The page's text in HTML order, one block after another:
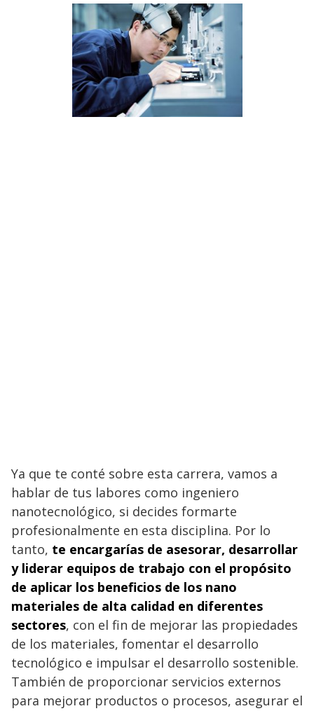
Ya que te conté sobre esta carrera, vamos a
hablar de tus labores como ingeniero
nanotecnológico, si decides formarte
profesionalmente en esta disciplina. Por lo
tanto, te encargarías de asesorar, desarrollar
y liderar equipos de trabajo con el propósito
de aplicar los beneficios de los nano
materiales de alta calidad en diferentes
sectores, con el fin de mejorar las propiedades
de los materiales, fomentar el desarrollo
tecnológico e impulsar el desarrollo sostenible.
También de proporcionar servicios externos
para mejorar productos o procesos, asegurar el